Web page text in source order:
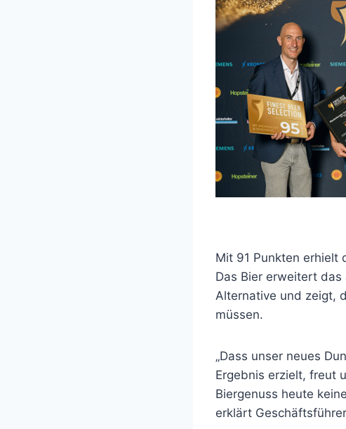
Mit 91 Punkten erhielt
Das Bier erweitert
Alternative und zeigt,
müssen.
„Dass unser neues
Ergebnis erzielt, freut
Biergenuss heute
erklärt